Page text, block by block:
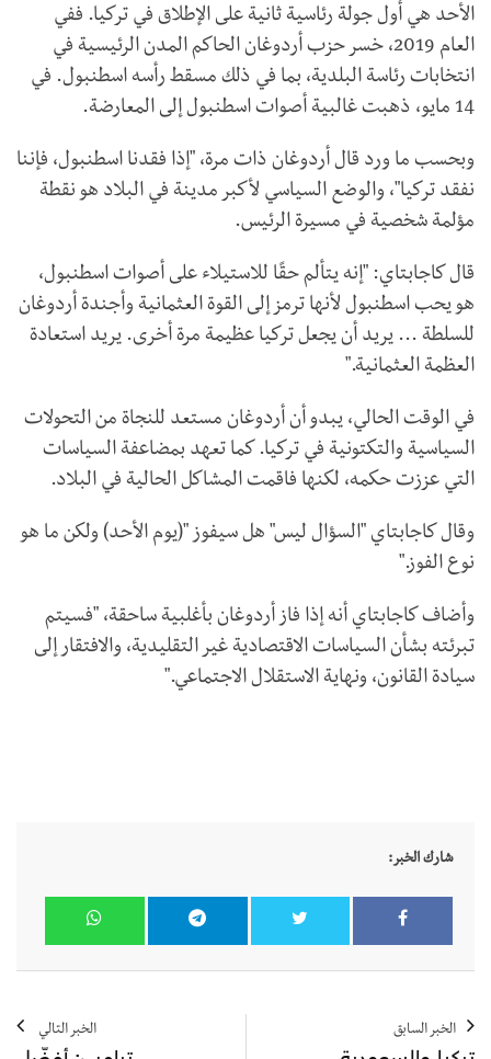
الأحد هي أول جولة رئاسية ثانية على الإطلاق في تركيا. ففي
العام 2019، خسر حزب أردوغان الحاكم المدن الرئيسية في
انتخابات رئاسة البلدية، بما في ذلك مسقط رأسه اسطنبول. في
14 مايو، ذهبت غالبية أصوات اسطنبول إلى المعارضة.
وبحسب ما ورد قال أردوغان ذات مرة، "إذا فقدنا اسطنبول، فإننا
نفقد تركيا"، والوضع السياسي لأكبر مدينة في البلاد هو نقطة
مؤلمة شخصية في مسيرة الرئيس.
قال كاجابتاي: "إنه يتألم حقًا للاستيلاء على أصوات اسطنبول،
هو يحب اسطنبول لأنها ترمز إلى القوة العثمانية وأجندة أردوغان
للسلطة ... يريد أن يجعل تركيا عظيمة مرة أخرى. يريد استعادة
العظمة العثمانية."
في الوقت الحالي، يبدو أن أردوغان مستعد للنجاة من التحولات
السياسية والتكتونية في تركيا. كما تعهد بمضاعفة السياسات
التي عززت حكمه، لكنها فاقمت المشاكل الحالية في البلاد.
وقال كاجابتاي "السؤال ليس" هل سيفوز "(يوم الأحد) ولكن ما هو
نوع الفوز."
وأضاف كاجابتاي أنه إذا فاز أردوغان بأغلبية ساحقة، "فسيتم
تبرئته بشأن السياسات الاقتصادية غير التقليدية، والافتقار إلى
سيادة القانون، ونهاية الاستقلال الاجتماعي."
شارك الخبر:
الخبر السابق الخبر التالي